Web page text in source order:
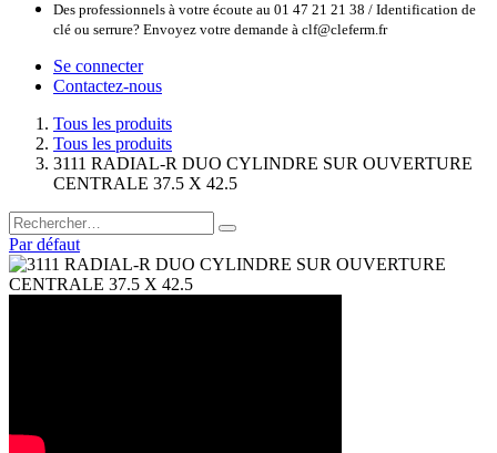
Des professionnels à votre écoute au 01 47 21 21 38 / Identification de
clé ou serrure? Envoyez votre demande à clf@cleferm.fr
Se connecter
Contactez-nous
Tous les produits
Tous les produits
3111 RADIAL-R DUO CYLINDRE SUR OUVERTURE
CENTRALE 37.5 X 42.5
Par défaut